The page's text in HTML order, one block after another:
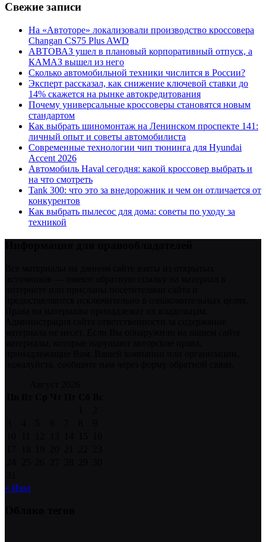
Свежие записи
На «Автоторе» локализовали производство кроссовера
Changan CS75 Plus AWD
АВТОВАЗ ушел в плановый корпоративный отпуск, а
КАМАЗ вышел из него
Сколько автомобильной техники числится в России?
Эксперт рассказал, как снижение ключевой ставки до
14% скажется на рынке автокредитования
Почему универсальные кроссоверы становятся новым
стандартом
Как выбрать шиномонтаж на Ленинском проспекте 141:
личный опыт и советы автомобилиста
Современные технологии чип тюнинга для Hyundai
Accent 2026
Автомобиль Haval сегодня: какой кроссовер выбрать и
на что смотреть
Tank 300: что это за внедорожник и чем он отличается от
конкурентов
Как выбрать пылесос для дома: советы по уходу за
техникой
« Июл